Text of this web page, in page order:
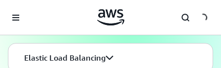
Elastic Load Balancing